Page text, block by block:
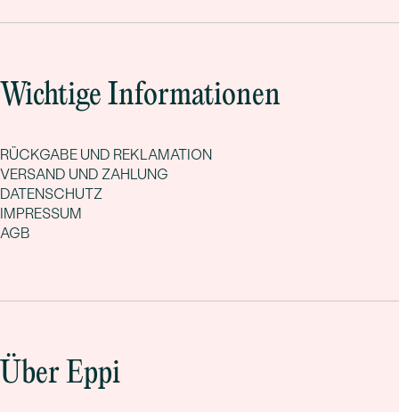
Wichtige Informationen
RÜCKGABE UND REKLAMATION
VERSAND UND ZAHLUNG
DATENSCHUTZ
IMPRESSUM
AGB
Über Eppi